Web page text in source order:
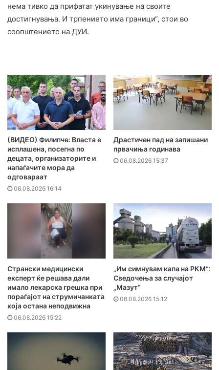
нема тивко да прифатат укинување на своите
достигнувања. И трпението има граници“, стои во
соопштението на ДУИ.
(ВИДЕО) Филипче: Власта е
исплашена, посегна по
децата, организаторите и
напаѓачите мора да
одговараат
06.08.2026 16:14
Драстичен пад на запишани
првачиња годинава
06.08.2026 15:37
Странски медицински
експерт ќе решава дали
имало лекарска грешка при
пораѓајот на струмичанката
која остана неподвижна
06.08.2026 15:22
„Им симнувам капа на РКМ“:
Сведочења за случајот
„Мазут“
06.08.2026 15:12